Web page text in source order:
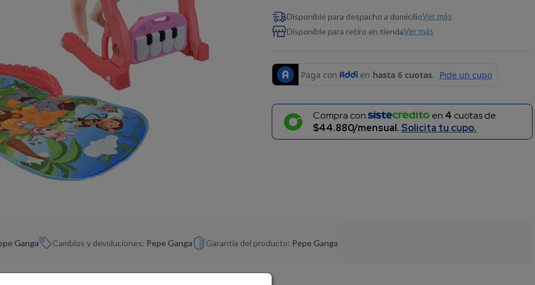
Disponible para despacho a domicilioVer más
Disponible para retiro en tiendaVer más
Compra con en 4 cuotas de
$44.880/mensual. Solicita tu cupo.
Ganga Cambios y devoluciones: Pepe Ganga Garantía del producto: Pepe Ganga